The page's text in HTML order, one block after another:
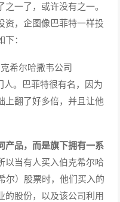
一了，或许没有之一。
资，企图像巴菲特一样投
：
希尔哈撒韦公司
人。巴菲特很有名，因为
上翻了好多倍，并且让他
产品，而是旗下拥有一系
以当有人买入伯克希尔哈
尔）股票时，他们买入的
的股份，以及该公司利用